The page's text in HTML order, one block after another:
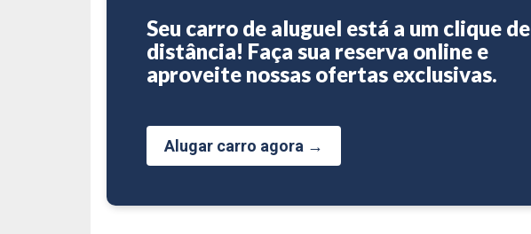
Seu carro de aluguel está a um clique de
distância! Faça sua reserva online e
aproveite nossas ofertas exclusivas.
Alugar carro agora →